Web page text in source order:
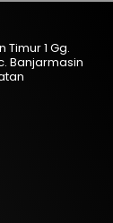
Timur 1 Gg.
Banjarmasin